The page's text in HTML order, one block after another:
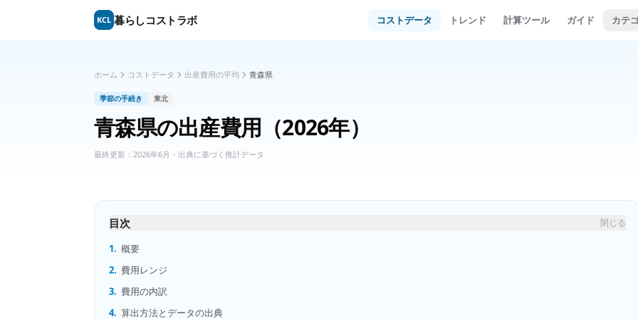
KCL 暮らしコストラボ コストデータ トレンド 計算ツール ガイド カテ
ホーム コストデータ 出産費用の平均 青森県
季節の手続き 東北
青森県の出産費用 （2026年）
最終更新： 2026年6月 ・出典に基づく推計データ
目次 閉じる
1. 概要
2. 費用レンジ
3. 費用の内訳
4. 算出方法とデータの出典